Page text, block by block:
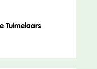
Tuimelaars